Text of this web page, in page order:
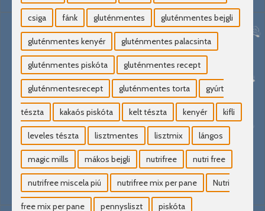
csiga fánk gluténmentes gluténmentes bejgli
gluténmentes kenyér gluténmentes palacsinta
gluténmentes piskóta gluténmentes recept
gluténmentesrecept gluténmentes torta gyúrt
tészta kakaós piskóta kelt tészta kenyér kifli
leveles tészta lisztmentes lisztmix lángos
magic mills mákos bejgli nutrifree nutri free
nutrifree miscela piú nutrifree mix per pane Nutri
free mix per pane pennysliszt piskóta